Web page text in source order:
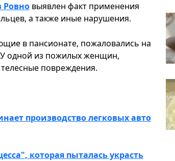
Ровно выявлен факт применения
а также иные нарушения.
в пансионате, пожаловались на
одной из пожилых женщин,
повреждения.
производство легковых авто
которая пыталась украсть